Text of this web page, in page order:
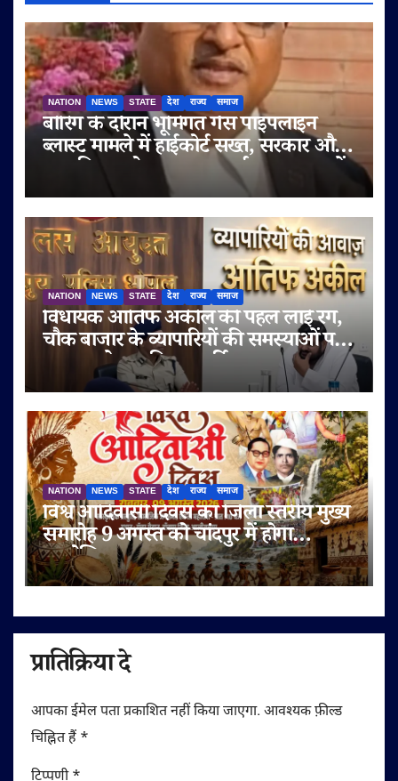
NATION NEWS STATE देश राज्य समाज
बोरिंग के दौरान भूमिगत गैस पाइपलाइन
ब्लास्ट मामले में हाईकोर्ट सख्त, सरकार और
नगर निगम को इलाज का खर्च एक सप्ताह में
चुकाने के आदेश
NATION NEWS STATE देश राज्य समाज
विधायक आतिफ अकील की पहल लाई रंग,
चौक बाजार के व्यापारियों की समस्याओं पर
प्रशासन ने शुरू किया पुनर्विचार
NATION NEWS STATE देश राज्य समाज
विश्व आदिवासी दिवस का जिला स्तरीय मुख्य
समारोह 9 अगस्त को चांदपुर में होगा
आयोजित
प्रातिक्रिया दे
आपका ईमेल पता प्रकाशित नहीं किया जाएगा. आवश्यक फ़ील्ड
चिह्नित हैं *
टिप्पणी*